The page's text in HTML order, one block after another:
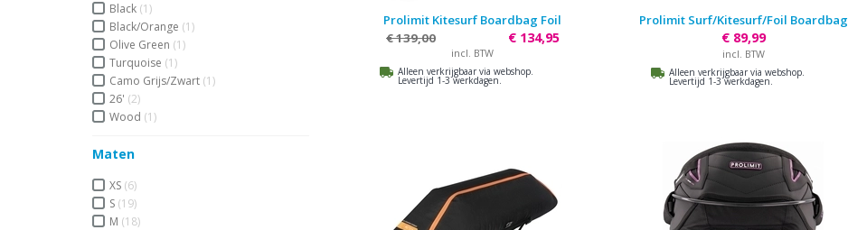
Black (1)
Black/Orange (1)
Olive Green (1)
Turquoise (1)
Camo Grijs/Zwart (1)
26' (2)
Wood (1)
Maten
XS (6)
S (19)
M (18)
Prolimit Kitesurf Boardbag Foil
€ 139,00
€ 134,95
incl. BTW
Alleen verkrijgbaar via webshop.
Levertijd 1-3 werkdagen.
Prolimit Surf/Kitesurf/Foil Boardbag
€ 89,99
incl. BTW
Alleen verkrijgbaar via webshop.
Levertijd 1-3 werkdagen.